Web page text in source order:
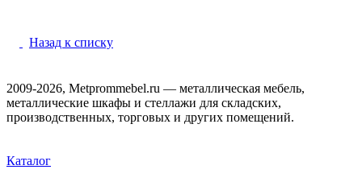
Назад к списку
2009-2026, Metprommebel.ru — металлическая мебель,
металлические шкафы и стеллажи для складских,
производственных, торговых и других помещений.
Каталог